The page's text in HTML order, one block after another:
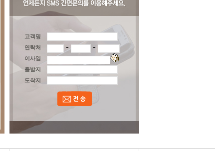
고객명
연락처
- -
이사일
출발지
도착지